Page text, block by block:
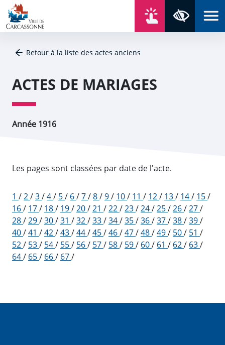
Aller au contenu
Aller au menu
Aller au plan du site
Aller à la recherche
Retour à la liste des actes anciens
ACTES DE MARIAGES
Année 1916
Les pages sont classées par date de l'acte.
1 /2/3/4/ 5/ 6/7/8/9/ 10/ 11 / 12/ 13/ 14/ 15/
16/ 17/ 18/ 19/20/21 /22/23/24/25/26/27/
28/29/30/31 /32/33/34/35/36/37/38/39/
40/41 /42/43/44/45/46/47/48/49/ 50/ 51 /
52/ 53/ 54/ 55/ 56/ 57/ 58/ 59/ 60/ 61 / 62/ 63/
64/ 65/ 66/ 67/
Panneau de gestion des cookies